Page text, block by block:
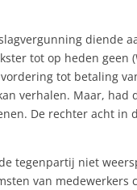
diende
tot op heden geen
tot betaling
verhalen. Maar,
De rechter acht in
tegenpartij niet
van